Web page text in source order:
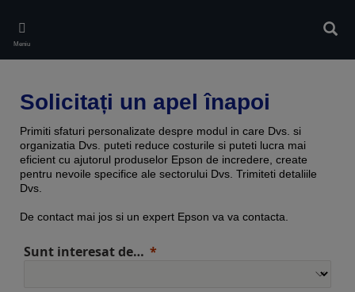
main
content
Meniu
Solicitați un apel înapoi
Primiti sfaturi personalizate despre modul in care Dvs. si
organizatia Dvs. puteti reduce costurile si puteti lucra mai
eficient cu ajutorul produselor Epson de incredere, create
pentru nevoile specifice ale sectorului Dvs. Trimiteti detaliile
Dvs.
De contact mai jos si un expert Epson va va contacta.
Sunt interesat de…